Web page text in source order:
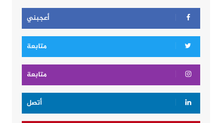
أعجبني
متابعة
متابعة
أتصل